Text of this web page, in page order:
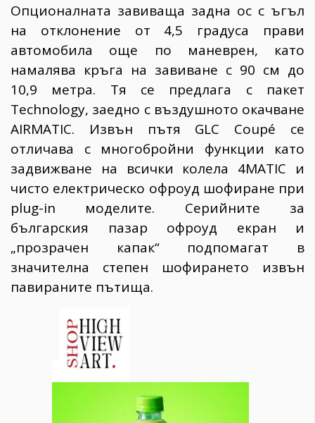
Опционалната завиваща задна ос с ъгъл
на отклонение от 4,5 градуса прави
автомобила още по маневрен, като
намалява кръга на завиване с 90 см до
10,9 метра. Тя се предлага с пакет
Technology, заедно с въздушното окачване
AIRMATIC. Извън пътя GLC Coupé се
отличава с многобройни функции като
задвижване на всички колела 4MATIC и
чисто електрическо офроуд шофиране при
plug-in моделите. Серийните за
българския пазар офроуд екран и
„прозрачен капак“ подпомагат в
значителна степен шофирането извън
павираните пътища.